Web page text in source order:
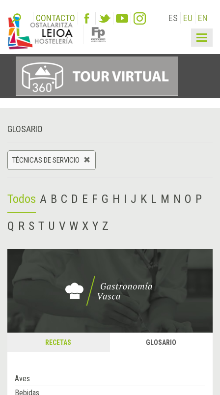
CONTACTO ES EU EN
GLOSARIO
TÉCNICAS DE SERVICIO
Todos A B C D E F G H I J K L M N O P
Q R S T U V W X Y Z
RECETAS GLOSARIO
Aves
Bebidas